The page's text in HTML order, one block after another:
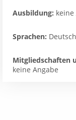
Ausbildung: keine
Sprachen:
Mitgliedschaften
keine Angabe